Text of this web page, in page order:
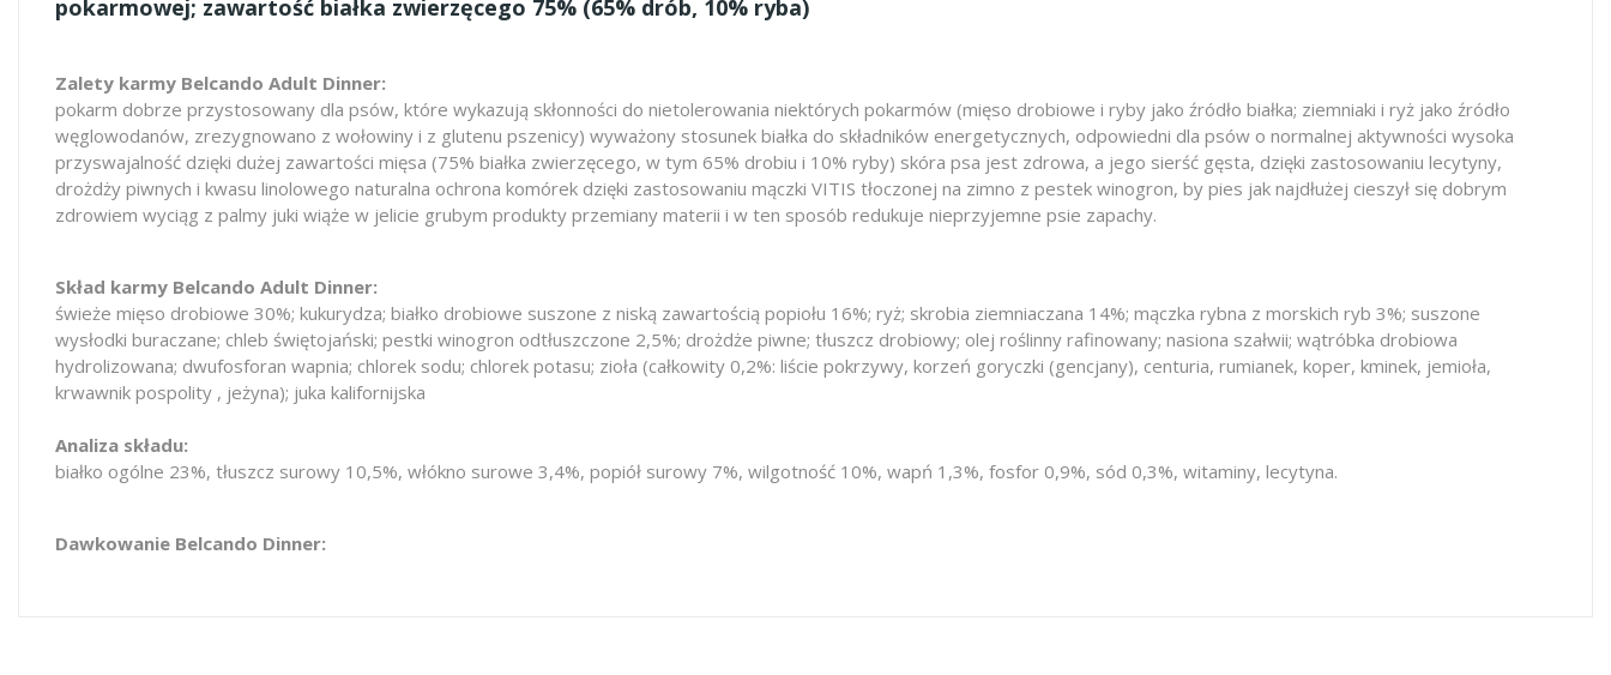
pokarmowej; zawartość białka zwierzęcego 75% (65% drób, 10% ryba)
Zalety karmy Belcando Adult Dinner:
pokarm dobrze przystosowany dla psów, które wykazują skłonności do nietolerowania niektórych pokarmów (mięso drobiowe i ryby jako źródło białka; ziemniaki i ryż jako źródło
węglowodanów, zrezygnowano z wołowiny i z glutenu pszenicy) wyważony stosunek białka do składników energetycznych, odpowiedni dla psów o normalnej aktywności wysoka
przyswajalność dzięki dużej zawartości mięsa (75% białka zwierzęcego, w tym 65% drobiu i 10% ryby) skóra psa jest zdrowa, a jego sierść gęsta, dzięki zastosowaniu lecytyny,
drożdży piwnych i kwasu linolowego naturalna ochrona komórek dzięki zastosowaniu mączki VITIS tłoczonej na zimno z pestek winogron, by pies jak najdłużej cieszył się dobrym
zdrowiem wyciąg z palmy juki wiąże w jelicie grubym produkty przemiany materii i w ten sposób redukuje nieprzyjemne psie zapachy.
Skład karmy Belcando Adult Dinner:
świeże mięso drobiowe 30%; kukurydza; białko drobiowe suszone z niską zawartością popiołu 16%; ryż; skrobia ziemniaczana 14%; mączka rybna z morskich ryb 3%; suszone
wysłodki buraczane; chleb świętojański; pestki winogron odtłuszczone 2,5%; drożdże piwne; tłuszcz drobiowy; olej roślinny rafinowany; nasiona szałwii; wątróbka drobiowa
hydrolizowana; dwufosforan wapnia; chlorek sodu; chlorek potasu; zioła (całkowity 0,2%: liście pokrzywy, korzeń goryczki (gencjany), centuria, rumianek, koper, kminek, jemioła,
krwawnik pospolity , jeżyna); juka kalifornijska
Analiza składu:
białko ogólne 23%, tłuszcz surowy 10,5%, włókno surowe 3,4%, popiół surowy 7%, wilgotność 10%, wapń 1,3%, fosfor 0,9%, sód 0,3%, witaminy, lecytyna.
Dawkowanie Belcando Dinner: